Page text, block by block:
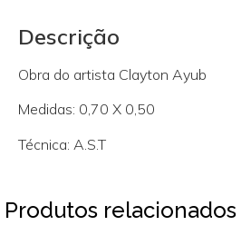
Descrição
Obra do artista Clayton Ayub
Medidas: 0,70 X 0,50
Técnica: A.S.T
Produtos relacionados